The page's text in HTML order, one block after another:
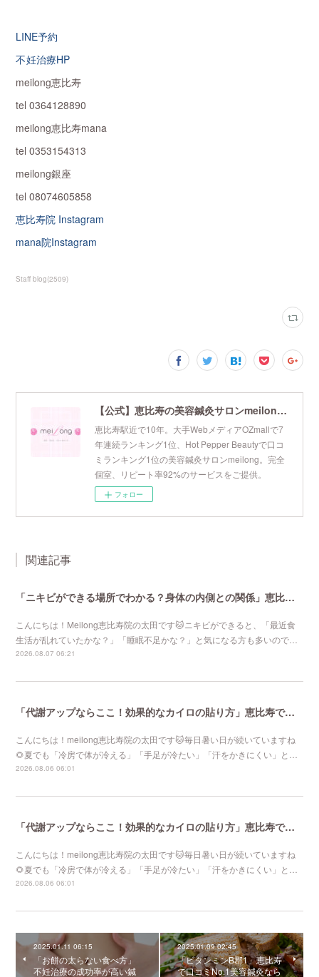
LINE予約
不妊治療HP
meilong恵比寿
tel 0364128890
meilong恵比寿mana
tel 0353154313
meilong銀座
tel 08074605858
恵比寿院 Instagram
mana院Instagram
Staff blog(2509)
【公式】恵比寿の美容鍼灸サロンmeilong｜ツボを押さえた針・お灸の治療で美容と健康を叶えます
恵比寿駅近で10年。大手WebメディアOZmallで7
年連続ランキング1位、Hot Pepper Beautyで口コ
ミランキング1位の美容鍼灸サロンmeilong。完全
個室、リピート率92%のサービスをご提供。
フォロー
関連記事
「ニキビができる場所でわかる？身体の内側との関係」恵比寿で口コミNo 1美容鍼灸ならmeilong
こんにちは！Meilong恵比寿院の太田です🐱ニキビができると、「最近食
生活が乱れていたかな？」「睡眠不足かな？」と気になる方も多いので…
2026.08.07 06:21
「代謝アップならここ！効果的なカイロの貼り方」恵比寿で口コミNo 1美容鍼灸ならmeilong
こんにちは！meilong恵比寿院の太田です🐱毎日暑い日が続いていますね
🌻夏でも「冷房で体が冷える」「手足が冷たい」「汗をかきにくい」と…
2026.08.06 06:01
「代謝アップならここ！効果的なカイロの貼り方」恵比寿で口コミNo 1美容鍼灸ならmeilong
こんにちは！meilong恵比寿院の太田です🐱毎日暑い日が続いていますね
🌻夏でも「冷房で体が冷える」「手足が冷たい」「汗をかきにくい」と…
2026.08.06 06:01
2025.01.11 06:15
「お餅の太らない食べ方」
不妊治療の成功率が高い鍼
2025.01.09 02:45
「ビタンミンB郡1」恵比寿
で口コミNo.1美容鍼灸なら